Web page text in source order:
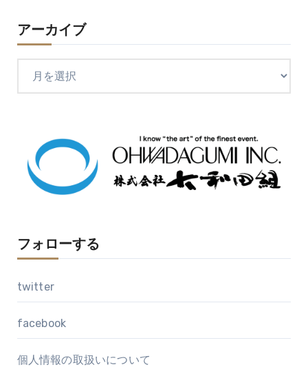
アーカイブ
フォローする
twitter
facebook
個人情報の取扱いについて